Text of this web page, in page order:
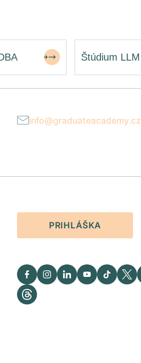
Štúdium LLM
info@graduateacademy.cz
PRIHLÁŠKA